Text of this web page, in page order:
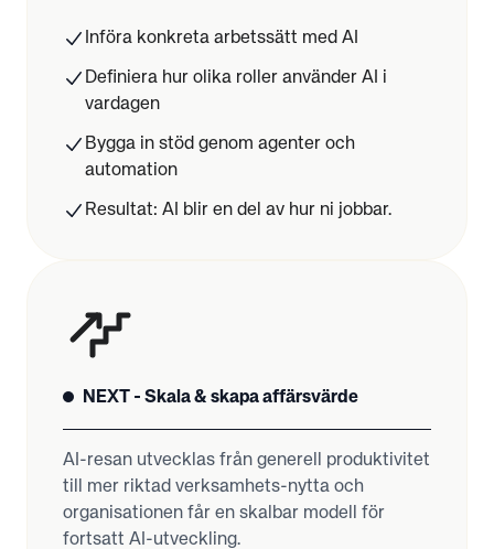
Införa konkreta arbetssätt med AI
Definiera hur olika roller använder AI i
vardagen
Bygga in stöd genom agenter och
automation
Resultat: AI blir en del av hur ni jobbar.
NEXT - Skala & skapa affärsvärde
AI-resan utvecklas från generell produktivitet
till mer riktad verksamhets-nytta och
organisationen får en skalbar modell för
fortsatt AI-utveckling.